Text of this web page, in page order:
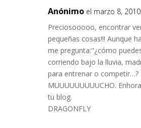
Anónimo el marzo 8,
Preciosooooo, encontrar
pequeñas cosas!!! Aunque
me pregunta:"¿cómo
corriendo bajo la lluvia,
para entrenar o competir…?
MUUUUUUUUUCHO.
tu blog.
DRAGONFLY